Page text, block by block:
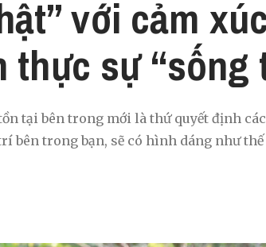
với cảm
thực sự “sống
tại bên trong mới là thứ quyết định
bên trong bạn, sẽ có hình dáng như thế